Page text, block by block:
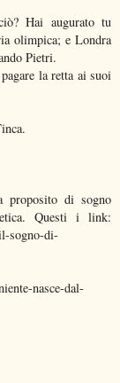
Hai augurato tu
olimpica; e Londra
Pietri.
la retta ai suoi
proposito di sogno
Questi i link:
sogno-di-
nasce-dal-